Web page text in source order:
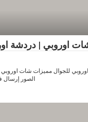
اوروبي | دردشة
للجوال مميزات شات اوروبي
الصور إرسال